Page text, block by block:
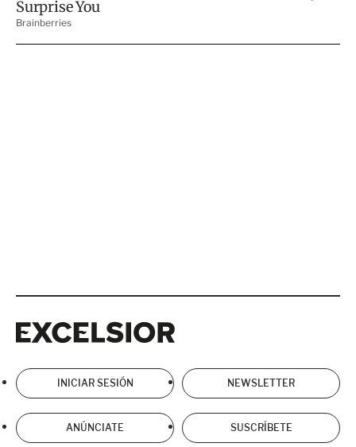
INICIAR SESIÓN NEWSLETTER
ANÚNCIATE SUSCRÍBETE